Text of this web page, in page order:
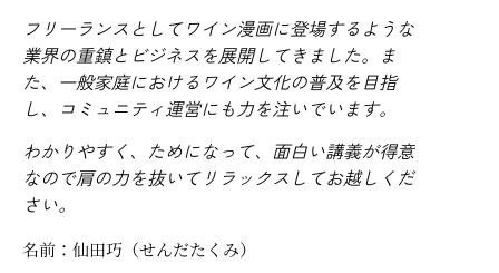
フリーランスとしてワイン漫画に登場するような
業界の重鎮とビジネスを展開してきました。ま
た、一般家庭におけるワイン文化の普及を目指
し、コミュニティ運営にも力を注いでいます。
わかりやすく、ためになって、面白い講義が得意
なので肩の力を抜いてリラックスしてお越しくだ
さい。
名前：仙田巧（せんだたくみ）